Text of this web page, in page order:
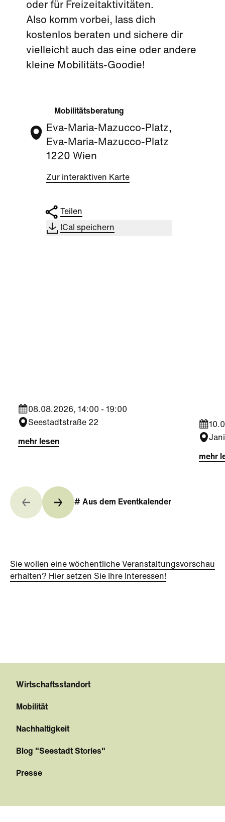
Mobilitätsberatung
Eva-Maria-Mazucco-Platz,
Eva-Maria-Mazucco-Platz
1220 Wien
Zur interaktiven Karte
Teilen
ICal speichern
oder für Freizeitaktivitäten.
Also komm vorbei, lass dich
kostenlos beraten und sichere dir
vielleicht auch das eine oder andere
kleine Mobilitäts-Goodie!
08.08.2026, 14:00 - 19:00
Seestadtstraße 22
mehr lesen
mehr
# Aus dem Eventkalender
Sie wollen eine wöchentliche Veranstaltungsvorschau
erhalten? Hier setzen Sie Ihre Interessen!
Wirtschaftsstandort
Mobilität
Nachhaltigkeit
Blog "Seestadt Stories"
Presse